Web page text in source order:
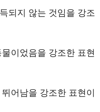
되지 않는 것임을 강조
이었음을 강조한 표현
어남을 강조한 표현이